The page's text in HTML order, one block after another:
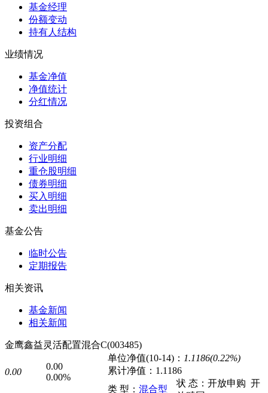
基金经理
份额变动
持有人结构
业绩情况
基金净值
净值统计
分红情况
投资组合
资产分配
行业明细
重仓股明细
债券明细
买入明细
卖出明细
基金公告
临时公告
定期报告
相关资讯
基金新闻
相关新闻
金鹰鑫益灵活配置混合C(003485)
0.00
0.00
0.00%
单位净值(10-14)： 1.1186(0.22%)
累计净值： 1.1186
类 型： 混合型
状 态： 开放申购 开